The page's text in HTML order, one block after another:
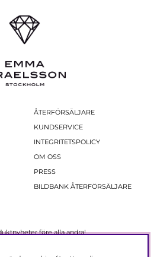
ÅTERFÖRSÄLJARE
KUNDSERVICE
INTEGRITETSPOLICY
OM OSS
PRESS
BILDBANK ÅTERFÖRSÄLJARE
före alla andra!